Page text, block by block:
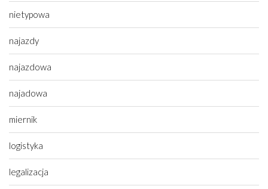
nietypowa
najazdy
najazdowa
najadowa
miernik
logistyka
legalizacja